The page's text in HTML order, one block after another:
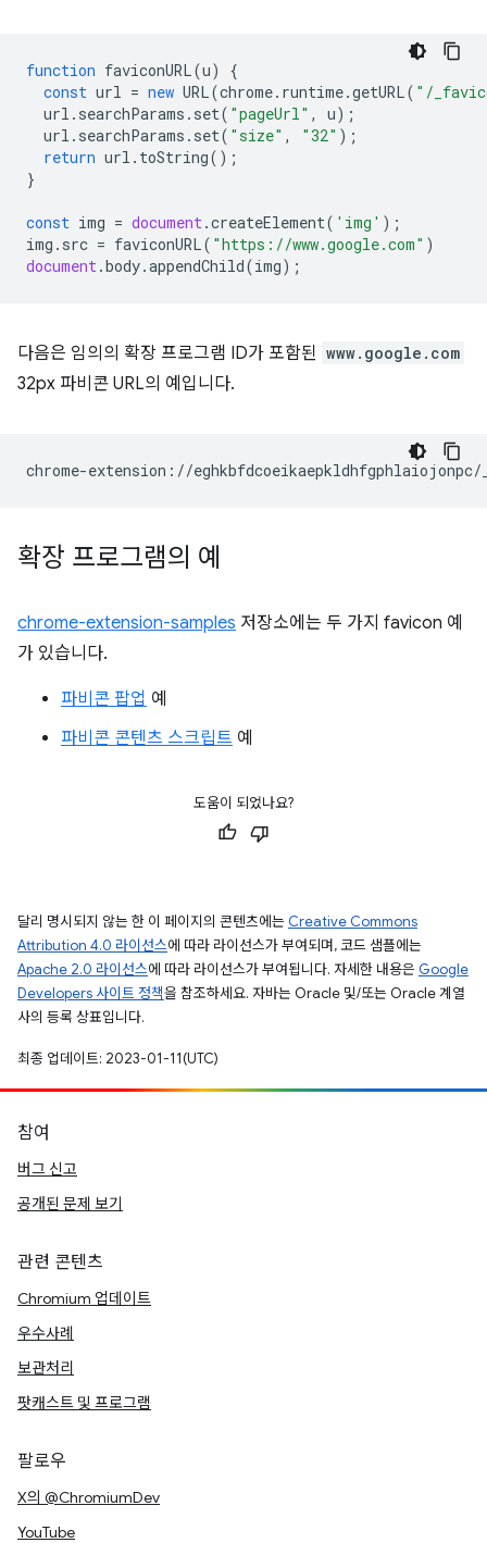
function faviconURL(u)
{
const url = new URL(chrome. runtime.getURL( "/
url . searchParams . set( "pageUrl" , u);
url . searchParams . set( "size" , "32" );
return url . toString();
}
const img = document.createElement( 'img' );
img . src = faviconURL( "https://www.google.com" )
document.body.appendChild(img);
다음은 임의의 확장 프로그램 ID가 포함된 www.google.com
32px 파비콘 URL의 예입니다.
확장 프로그램의 예
chrome-extension-samples 저장소에는 두 가지 favicon 예
가 있습니다.
파비콘 팝업 예
파비콘 콘텐츠 스크립트 예
도움이 되었나요?
달리 명시되지 않는 한 이 페이지의 콘텐츠에는 Creative Commons
Attribution 4.0 라이선스에 따라 라이선스가 부여되며, 코드 샘플에는
Apache 2.0 라이선스에 따라 라이선스가 부여됩니다. 자세한 내용은 Google
Developers 사이트 정책을 참조하세요. 자바는 Oracle 및/또는 Oracle 계열
사의 등록 상표입니다.
최종 업데이트: 2023-01-11(UTC)
참여
버그 신고
공개된 문제 보기
관련 콘텐츠
Chromium 업데이트
우수사례
보관처리
팟캐스트 및 프로그램
팔로우
X의 @ChromiumDev
YouTube